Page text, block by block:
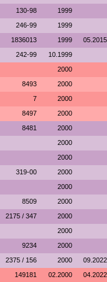
130-98 1999
246-99 1999
1836013 1999 05.2015
242-99 10.1999
2000
8493 2000
7 2000
8497 2000
8481 2000
2000
2000
319-00 2000
2000
8509 2000
2175 / 347 2000
2000
9234 2000
2375 / 156 2000 09.2022
149181 02.2000 04.2022